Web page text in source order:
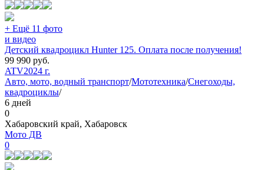
+ Ещё 11 фото
и видео
Детский квадроцикл Hunter 125. Оплата после получения!
99 990 руб.
ATV2024 г.
Авто, мото, водный транспорт/Мототехника/Снегоходы,
квадроциклы/
6 дней
0
Хабаровский край, Хабаровск
Мото ДВ
0